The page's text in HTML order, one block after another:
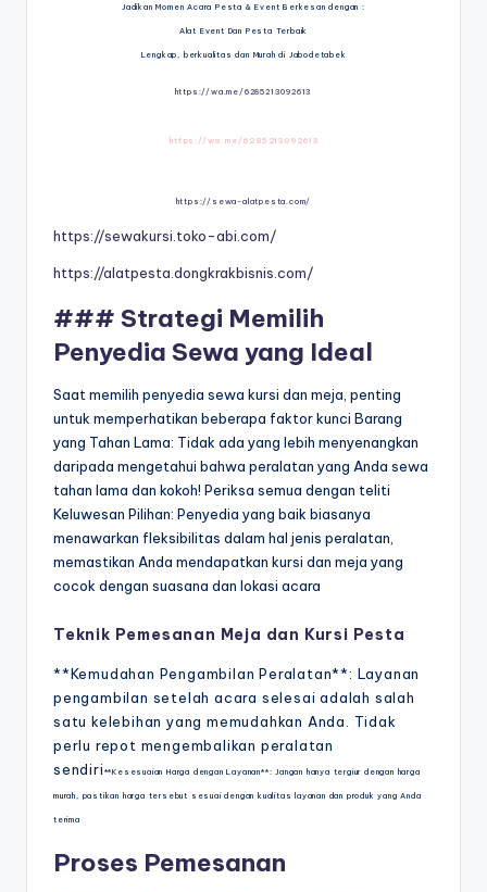
Jadikan Momen Acara Pesta & Event Berkesan dengan :
Alat Event Dan Pesta Terbaik
Lengkap, berkualitas dan Murah di Jabodetabek
https://wa.me/6285213092613
https://wa.me/6285213092613
https://sewa-alatpesta.com/
https://sewakursi.toko-abi.com/
https://alatpesta.dongkrakbisnis.com/
### Strategi Memilih
Penyedia Sewa yang Ideal
Saat memilih penyedia sewa kursi dan meja, penting
untuk memperhatikan beberapa faktor kunci Barang
yang Tahan Lama: Tidak ada yang lebih menyenangkan
daripada mengetahui bahwa peralatan yang Anda sewa
tahan lama dan kokoh! Periksa semua dengan teliti
Keluwesan Pilihan: Penyedia yang baik biasanya
menawarkan fleksibilitas dalam hal jenis peralatan,
memastikan Anda mendapatkan kursi dan meja yang
cocok dengan suasana dan lokasi acara
Teknik Pemesanan Meja dan Kursi Pesta
**Kemudahan Pengambilan Peralatan**: Layanan
pengambilan setelah acara selesai adalah salah
satu kelebihan yang memudahkan Anda. Tidak
perlu repot mengembalikan peralatan
sendiri **Kesesuaian Harga dengan Layanan**: Jangan hanya tergiur dengan harga
murah, pastikan harga tersebut sesuai dengan kualitas layanan dan produk yang Anda
terima
Proses Pemesanan